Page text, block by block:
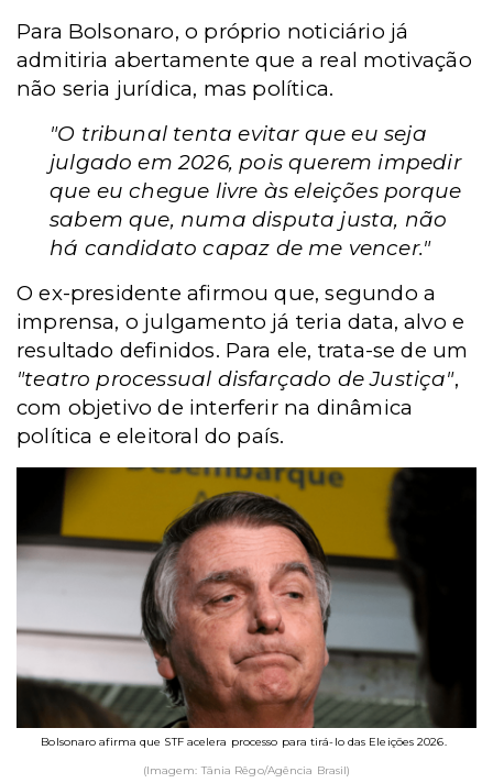
Para Bolsonaro, o próprio noticiário já
admitiria abertamente que a real motivação
não seria jurídica, mas política.
"O tribunal tenta evitar que eu seja
julgado em 2026, pois querem impedir
que eu chegue livre às eleições porque
sabem que, numa disputa justa, não
há candidato capaz de me vencer."
O ex-presidente afirmou que, segundo a
imprensa, o julgamento já teria data, alvo e
resultado definidos. Para ele, trata-se de um
"teatro processual disfarçado de Justiça",
com objetivo de interferir na dinâmica
política e eleitoral do país.
Bolsonaro afirma que STF acelera processo para tirá-lo das Eleições 2026.
(Imagem: Tânia Rêgo/Agência Brasil)